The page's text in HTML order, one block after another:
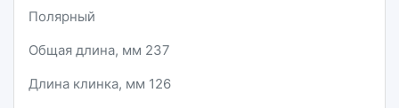
Полярный
Общая длина, мм 237
Длина клинка, мм 126